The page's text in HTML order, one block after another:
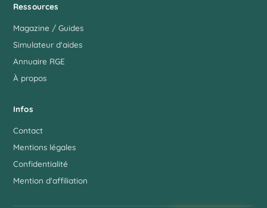
Ressources
Magazine / Guides
Simulateur d'aides
Annuaire RGE
À propos
Infos
Contact
Mentions légales
Confidentialité
Mention d'affiliation